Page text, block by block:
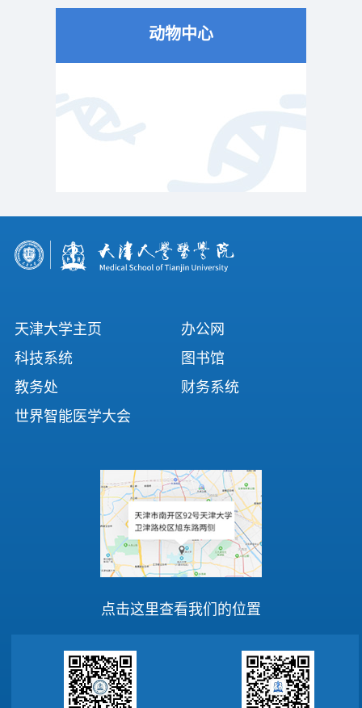
动物中心
天津大学主页
办公网
科技系统
图书馆
教务处
财务系统
世界智能医学大会
点击这里查看我们的位置